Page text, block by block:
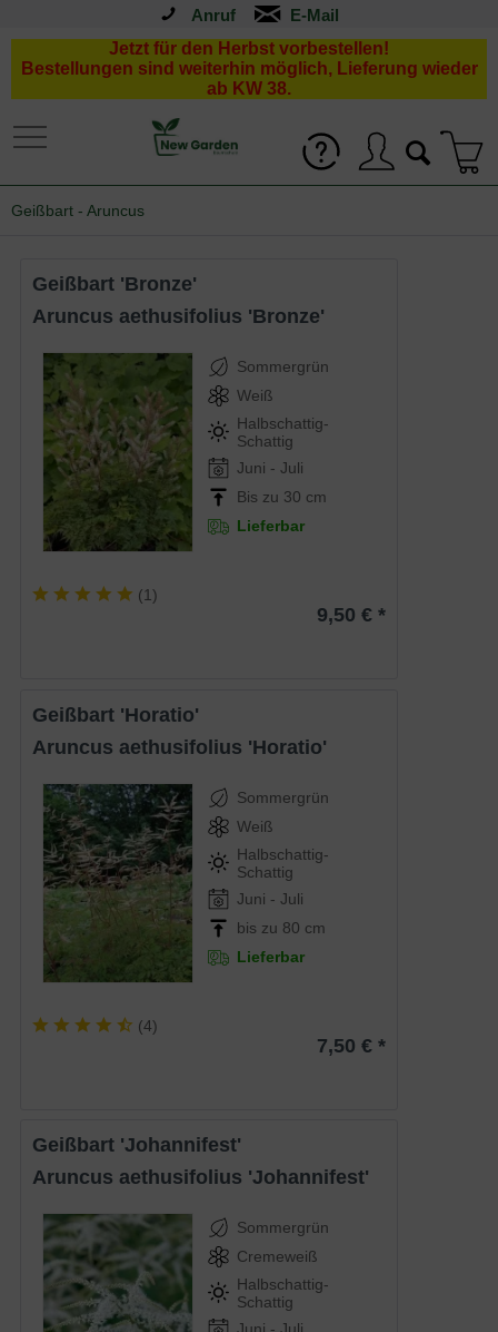
Anruf
Jetzt für den Herbst vorbestellen!
Bestellungen sind weiterhin möglich, Lieferung wieder
ab KW 38.
Geißbart - Aruncus
Geißbart 'Bronze'
Aruncus aethusifolius 'Bronze'
Sommergrün
Weiß
Halbschattig-
Schattig
Juni - Juli
Bis zu 30 cm
Lieferbar
(1)
9,50 € *
Geißbart 'Horatio'
Aruncus aethusifolius 'Horatio'
Sommergrün
Weiß
Halbschattig-
Schattig
Juni - Juli
bis zu 80 cm
Lieferbar
(4)
7,50 € *
Geißbart 'Johannifest'
Aruncus aethusifolius 'Johannifest'
Sommergrün
Cremeweiß
Halbschattig-
Schattig